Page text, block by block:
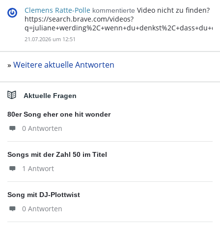
Clemens Ratte-Polle kommentierte Video nicht zu finden?
https://search.brave.com/videos?
21.07.2026 um 12:51
» Weitere aktuelle Antworten
Aktuelle Fragen
80er Song eher one hit wonder
0 Antworten
Songs mit der Zahl 50 im Titel
1 Antwort
Song mit DJ-Plottwist
0 Antworten